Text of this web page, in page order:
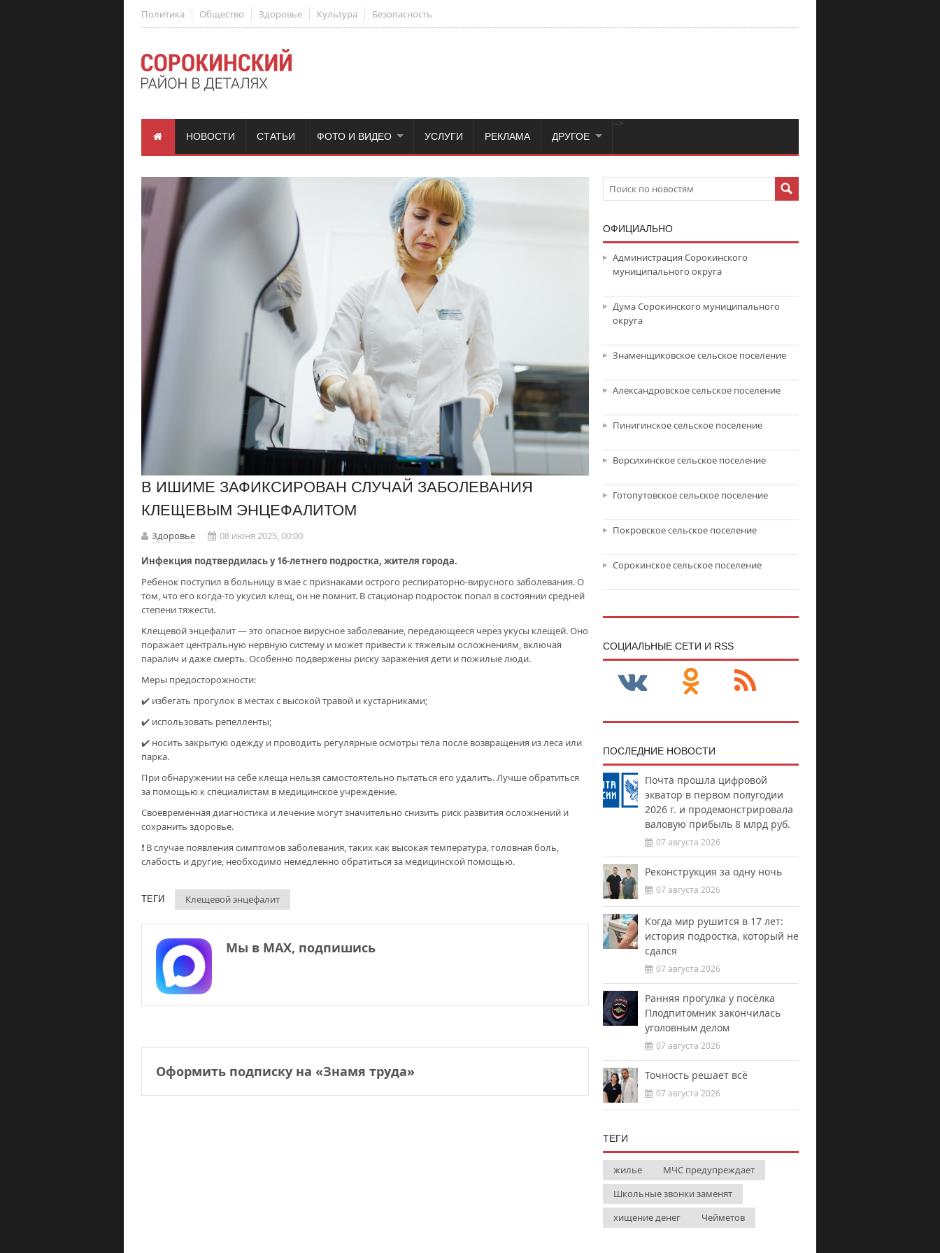
Политика Общество Здоровье Культура Безопасность
НОВОСТИ СТАТЬИ
-->
ФОТО И ВИДЕО УСЛУГИ РЕКЛАМА ДРУГОЕ
В ИШИМЕ ЗАФИКСИРОВАН СЛУЧАЙ ЗАБОЛЕВАНИЯ
КЛЕЩЕВЫМ ЭНЦЕФАЛИТОМ
Здоровье
08 июня 2025, 00:00
Инфекция подтвердилась у 16-летнего подростка, жителя города.
Ребенок поступил в больницу в мае с признаками острого респираторно-вирусного заболевания. О
том, что его когда-то укусил клещ, он не помнит. В стационар подросток попал в состоянии средней
степени тяжести.
Клещевой энцефалит — это опасное вирусное заболевание, передающееся через укусы клещей. Оно
поражает центральную нервную систему и может привести к тяжелым осложнениям, включая
паралич и даже смерть. Особенно подвержены риску заражения дети и пожилые люди.
Меры предосторожности:
✔️ избегать прогулок в местах с высокой травой и кустарниками;
✔️ использовать репелленты;
✔️ носить закрытую одежду и проводить регулярные осмотры тела после возвращения из леса или
парка.
При обнаружении на себе клеща нельзя самостоятельно пытаться его удалить. Лучше обратиться
за помощью к специалистам в медицинское учреждение.
Своевременная диагностика и лечение могут значительно снизить риск развития осложнений и
сохранить здоровье.
❗️ В случае появления симптомов заболевания, таких как высокая температура, головная боль,
слабость и другие, необходимо немедленно обратиться за медицинской помощью.
ТЕГИ Клещевой энцефалит
Мы в МАХ, подпишись
Оформить подписку на «Знамя труда»
ОФИЦИАЛЬНО
Администрация Сорокинского
муниципального округа
Дума Сорокинского муниципального
округа
Знаменщиковское сельское поселение
Александровское сельское поселение
Пинигинское сельское поселение
Ворсихинское сельское поселение
Готопутовское сельское поселение
Покровское сельское поселение
Сорокинское сельское поселение
CОЦИАЛЬНЫЕ СЕТИ И RSS
ПОСЛЕДНИЕ НОВОСТИ
Почта прошла цифровой
экватор в первом полугодии
2026 г. и продемонстрировала
валовую прибыль 8 млрд руб.
07 августа 2026
Реконструкция за одну ночь
07 августа 2026
Когда мир рушится в 17 лет:
история подростка, который не
сдался
07 августа 2026
Ранняя прогулка у посёлка
Плодпитомник закончилась
уголовным делом
07 августа 2026
Точность решает всё
07 августа 2026
ТЕГИ
жилье
МЧС предупреждает
Школьные звонки заменят
хищение денег
Чейметов